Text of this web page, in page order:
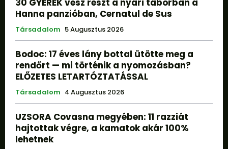
30 GYEREK vesz részt a nyári táborban a
Hanna panzióban, Cernatul de Sus
Társadalom 5 Augusztus 2026
Bodoc: 17 éves lány bottal ütötte meg a
rendőrt — mi történik a nyomozásban?
ELŐZETES LETARTÓZTATÁSSAL
Társadalom 4 Augusztus 2026
UZSORA Covasna megyében: 11 razziát
hajtottak végre, a kamatok akár 100%
lehetnek